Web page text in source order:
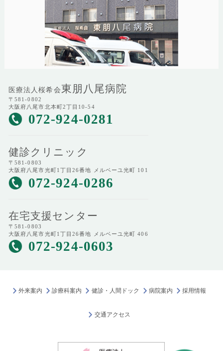
医療法人桜希会東朋八尾病院
〒581-0802
大阪府八尾市北本町2丁目10-54
072-924-0281
健診クリニック
〒581-0803
大阪府八尾市光町1丁目26番地 メルベーユ光町 101
072-924-0286
在宅支援センター
〒581-0803
大阪府八尾市光町1丁目26番地 メルベーユ光町 406
072-924-0603
外来案内 診療科案内 健診・人間ドック 病院案内 採用情報
交通アクセス